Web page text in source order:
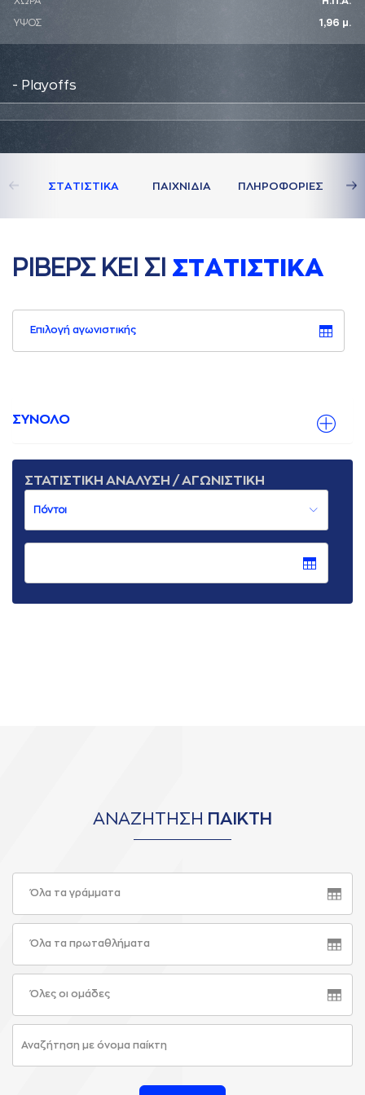
ΥΨΟΣ 1,96 μ.
- Playoffs
ΣΤAΤΙΣΤΙΚA ΠAΙΧΝΙΔΙA ΠΛΗΡΟΦΟΡΙΕΣ
ΡΙΒΕΡΣ ΚΕΙ ΣΙ ΣΤAΤΙΣΤΙΚA
Επιλογή αγωνιστικής
ΣΥΝΟΛΟ
ΣΤΑΤΙΣΤΙΚΗ ΑΝΑΛΥΣΗ / ΑΓΩΝΙΣΤΙΚΗ
ΑΝΑΖΗΤΗΣΗ ΠΑΙΚΤΗ
Όλα τα γράμματα
Όλα τα πρωταθλήματα
Όλες οι ομάδες